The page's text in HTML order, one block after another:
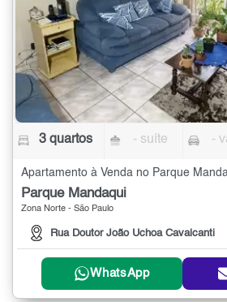
3 quartos - suíte -
Parque Mandaqui
Zona Norte - São Paulo
Rua Doutor João Uchoa Cavalcanti
WhatsApp